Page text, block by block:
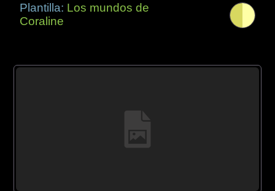
Plantilla: Los mundos de
Coraline